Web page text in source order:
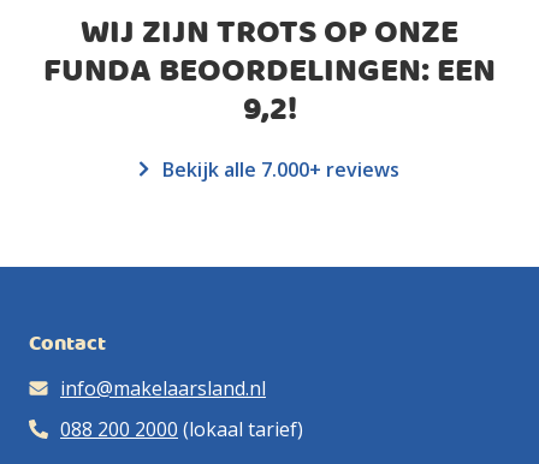
WIJ ZIJN TROTS OP ONZE
FUNDA BEOORDELINGEN: EEN
9,2!
Bekijk alle 7.000+ reviews
Contact
info@makelaarsland.nl
088 200 2000 (lokaal tarief)